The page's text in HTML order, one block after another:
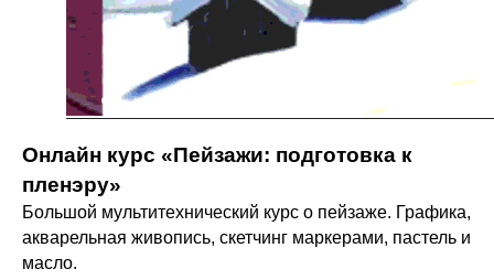
Онлайн курс «Пейзажи: подготовка к
пленэру»
Большой мультитехнический курс о пейзаже. Графика,
акварельная живопись, скетчинг маркерами, пастель и
масло.